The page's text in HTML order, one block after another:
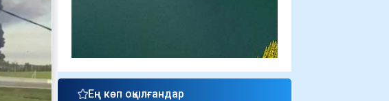
Ең көп оқылғандар